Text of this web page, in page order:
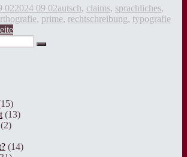
022024 09 02autsch, claims, sprachliches,
, prime, rechtschreibung, typografie
Suche
(13)
(2)
(14)